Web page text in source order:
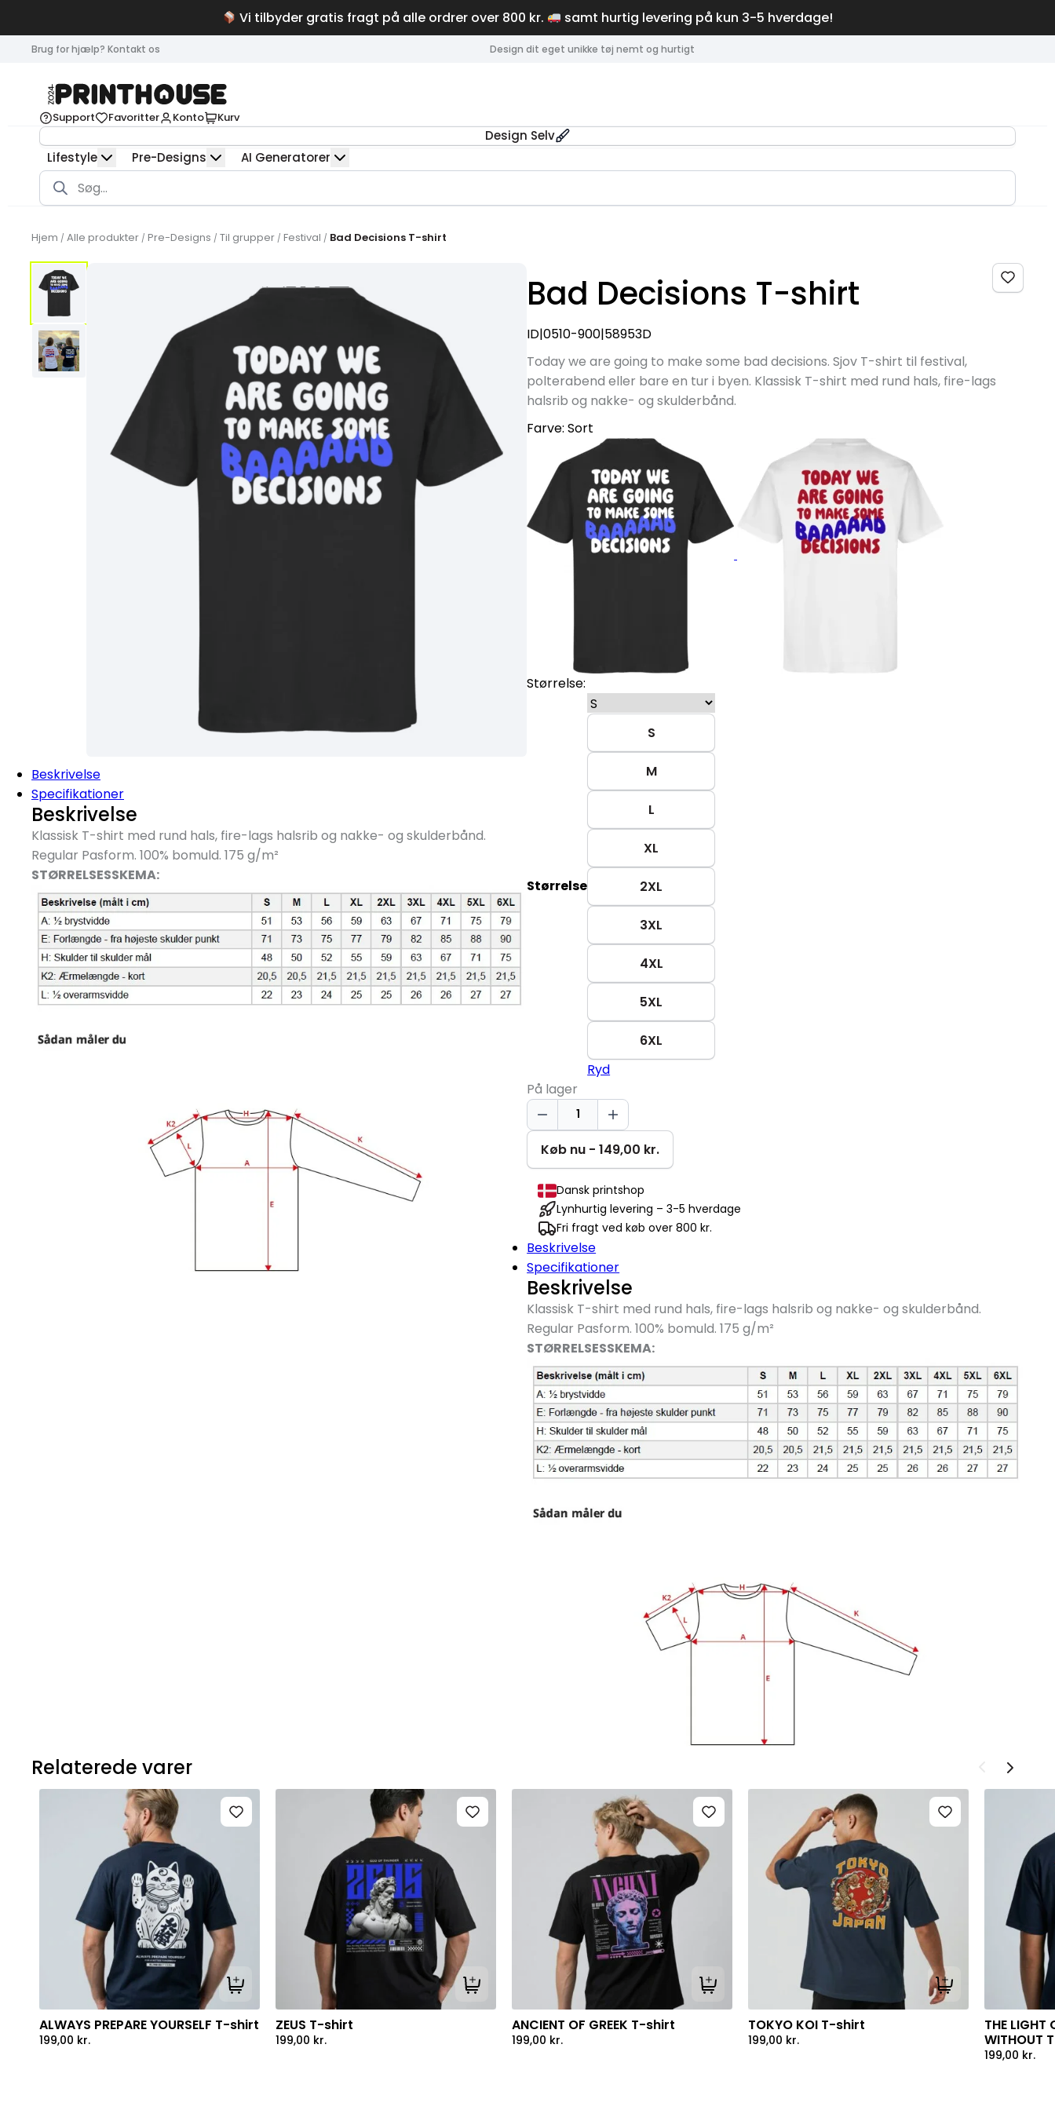
Vi tilbyder gratis fragt på alle ordrer over 800 kr. samt hurtig levering på kun 3-5 hverdage!
Brug for hjælp? Kontakt os Design dit eget unikke tøj nemt og hurtigt
Support Favoritter Konto Kurv
Design Selv
Lifestyle
Pre-Designs AI Generatorer
Products
search
Hjem / Alle produkter / Pre-Designs / Til grupper / Festival / Bad Decisions T-shirt
Beskrivelse
Specifikationer
Beskrivelse
Klassisk T-shirt med rund hals, fire-lags halsrib og nakke- og skulderbånd.
Regular Pasform. 100% bomuld. 175 g/m²
STØRRELSESSKEMA:
Bad Decisions T-shirt
ID|0510-900|58953D
Today we are going to make some bad decisions. Sjov T-shirt til festival,
polterabend eller bare en tur i byen. Klassisk T-shirt med rund hals, fire-lags
halsrib og nakke- og skulderbånd.
Farve:Sort
Størrelse:
Størrelse
S
M
L
XL
2XL
3XL
4XL
5XL
6XL
Ryd
På lager
Bad
Decisions
shirt
antal
Køb nu - 149,00 kr.
Dansk printshop
Lynhurtig levering – 3-5 hverdage
Fri fragt ved køb over 800 kr.
Beskrivelse
Specifikationer
Beskrivelse
Klassisk T-shirt med rund hals, fire-lags halsrib og nakke- og skulderbånd.
Regular Pasform. 100% bomuld. 175 g/m²
STØRRELSESSKEMA:
Relaterede varer
Tilføj til kurv
ALWAYS PREPARE YOURSELF T-shirt
199,00 kr.
Tilføj til kurv
ZEUS T-shirt
199,00 kr.
Tilføj til kurv
ANCIENT OF GREEK T-shirt
199,00 kr.
Tilføj til kurv
TOKYO KOI T-shirt
199,00 kr.
THE LIGHT
WITHOUT
199,00 kr.